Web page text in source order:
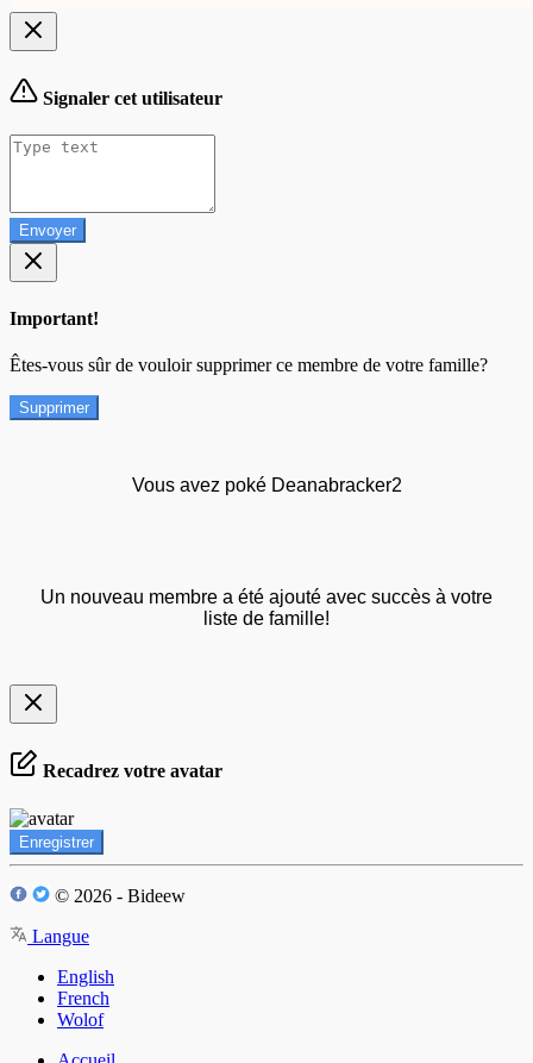
Signaler cet utilisateur
Envoyer
Important!
Êtes-vous sûr de vouloir supprimer ce membre de votre famille?
Supprimer
Vous avez poké Deanabracker2
Un nouveau membre a été ajouté avec succès à votre
liste de famille!
Recadrez votre avatar
Enregistrer
© 2026 - Bideew
Langue
English
French
Wolof